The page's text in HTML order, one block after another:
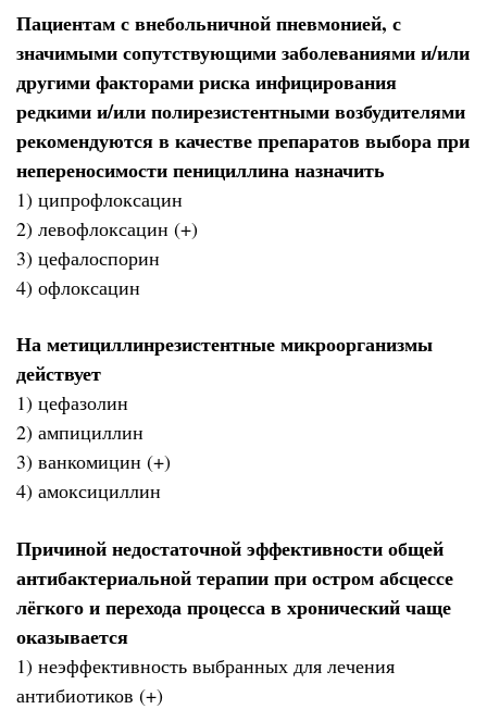
Пациентам с внебольничной пневмонией, с
значимыми сопутствующими заболеваниями и/или
другими факторами риска инфицирования
редкими и/или полирезистентными возбудителями
рекомендуются в качестве препаратов выбора при
непереносимости пенициллина назначить
1) ципрофлоксацин
2) левофлоксацин (+)
3) цефалоспорин
4) офлоксацин
На метициллинрезистентные микроорганизмы
действует
1) цефазолин
2) ампициллин
3) ванкомицин (+)
4) амоксициллин
Причиной недостаточной эффективности общей
антибактериальной терапии при остром абсцессе
лёгкого и перехода процесса в хронический чаще
оказывается
1) неэффективность выбранных для лечения
антибиотиков (+)